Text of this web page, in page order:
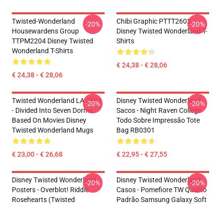
Twisted-Wonderland
Housewardens Group
TTPM2204 Disney Twisted
Wonderland T-Shirts
€ 24,38 - € 28,06
-20%
Chibi Graphic PTTT2603
Disney Twisted Wonderland T-
Shirts
€ 24,38 - € 28,06
-20%
Twisted Wonderland LA 2801
- Divided Into Seven Dorms
Based On Movies Disney
Twisted Wonderland Mugs
€ 23,00 - € 26,68
-20%
Disney Twisted Wonderland
Sacos - Night Raven College
Todo Sobre Impressão Tote
Bag RB0301
€ 22,95 - € 27,55
-20%
Disney Twisted Wonderland
Posters - Overblot! Riddle
Rosehearts (Twisted
-20%
Disney Twisted Wonderland
Casos - Pomefiore TW Quarto
Padrão Samsung Galaxy Soft
-20%